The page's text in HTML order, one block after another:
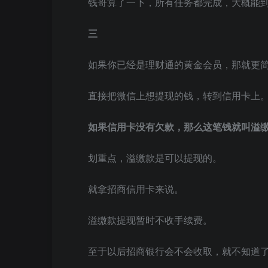
三
如果你已经是理财通的黄金会员，那就更简
直接把微信上想提现的钱，转到信用卡上。
如果信用卡没有欠款，那么这笔钱就叫溢缴
划重点，溢缴款是可以提现的。
就拿招商信用卡来说。
溢缴款提现暂时不收手续费。
至于以后招商银行会不会收取，就不知道了